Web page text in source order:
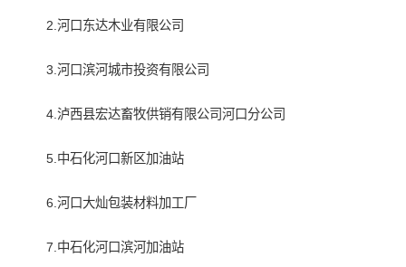
2.河口东达木业有限公司
3.河口滨河城市投资有限公司
4.泸西县宏达畜牧供销有限公司河口分公司
5.中石化河口新区加油站
6.河口大灿包装材料加工厂
7.中石化河口滨河加油站